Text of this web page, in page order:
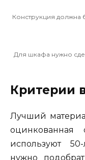
Конструкция должна
Для шкафа нужно
Критерии
Лучший
оцинкованная
используют
нужно